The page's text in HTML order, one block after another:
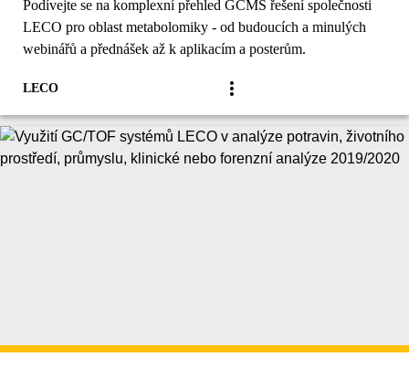
Podívejte se na komplexní přehled GCMS řešení společnosti
LECO pro oblast metabolomiky - od budoucích a minulých
webinářů a přednášek až k aplikacím a posterům.
LECO